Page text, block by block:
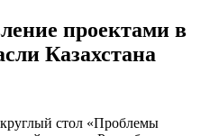
проектами в
Казахстана
круглый стол «Проблемы